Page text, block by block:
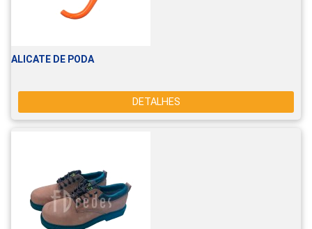
ALICATE DE PODA
DETALHES